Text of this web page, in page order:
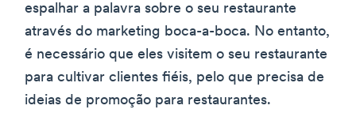
espalhar a palavra sobre o seu restaurante
através do marketing boca-a-boca. No entanto,
é necessário que eles visitem o seu restaurante
para cultivar clientes fiéis, pelo que precisa de
ideias de promoção para restaurantes.